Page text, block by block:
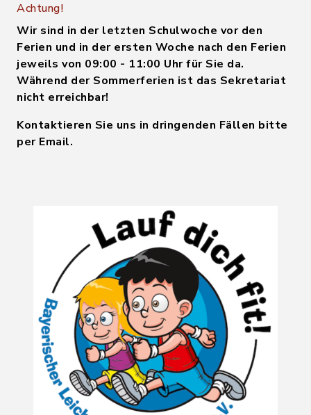
Achtung!
Wir sind in der letzten Schulwoche vor den
Ferien und in der ersten Woche nach den Ferien
jeweils von 09:00 - 11:00 Uhr für Sie da.
Während der Sommerferien ist das Sekretariat
nicht erreichbar!
Kontaktieren Sie uns in dringenden Fällen bitte
per Email.